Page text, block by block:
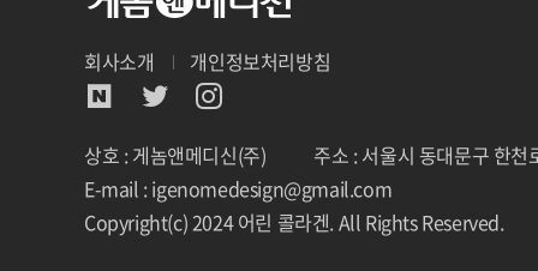
회사소개 개인정보처리방침
상호 : 게놈앤메디신(주)
주소 : 서울시 동대문구 한
E-mail : igenomedesign@gmail.com
Copyright(c) 2024 어린 콜라겐. All Rights Reserved.